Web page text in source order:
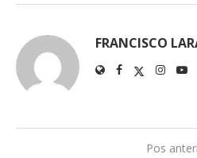
FRANCISCO
Pos